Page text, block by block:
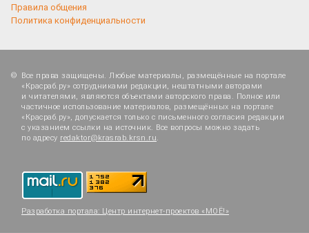
Правила общения
Политика конфиденциальности
Все права защищены. Любые материалы, размещённые на портале
«Красраб.ру» сотрудниками редакции, нештатными авторами
и читателями, являются объектами авторского права. Полное или
частичное использование материалов, размещённых на портале
«Красраб.ру», допускается только с письменного согласия редакции
с указанием ссылки на источник. Все вопросы можно задать
по адресу redaktor@krasrab.krsn.ru.
Разработка портала: Центр интернет-проектов «МОЁ!»